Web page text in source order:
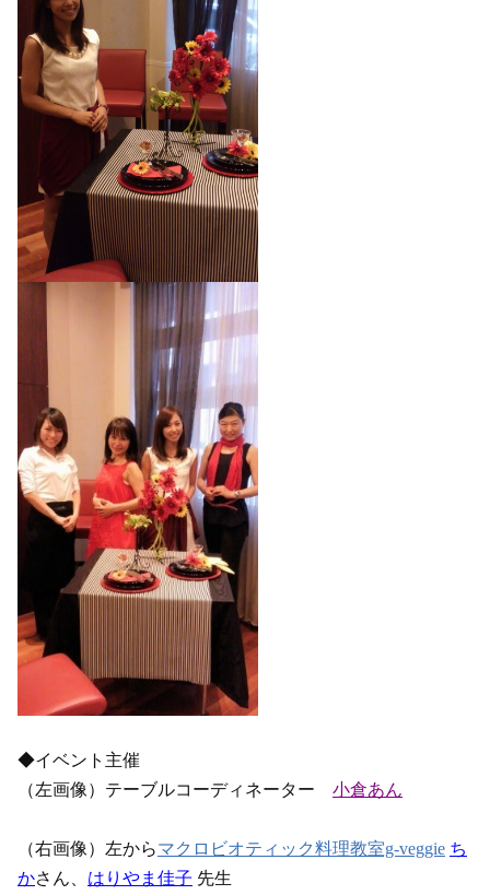
◆イベント主催
（左画像）テーブルコーディネーター 小倉あん
（右画像）左からマクロビオティック料理教室g-veggie ち
かさん、 はりやま佳子 先生